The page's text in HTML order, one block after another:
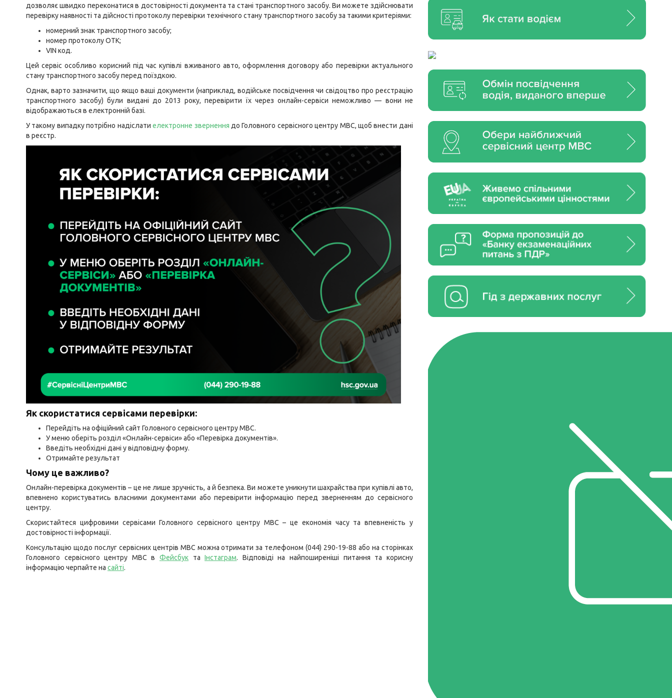
дозволяє швидко переконатися в достовірності документа та стані транспортного засобу. Ви можете здійснювати
перевірку наявності та дійсності протоколу перевірки технічного стану транспортного засобу за такими критеріями:
номерний знак транспортного засобу;
номер протоколу ОТК;
VIN код.
Цей сервіс особливо корисний під час купівлі вживаного авто, оформлення договору або перевірки актуального
стану транспортного засобу перед поїздкою.
Однак, варто зазначити, що якщо ваші документи (наприклад, водійське посвідчення чи свідоцтво про реєстрацію
транспортного засобу) були видані до 2013 року, перевірити їх через онлайн-сервіси неможливо — вони не
відображаються в електронній базі.
У такому випадку потрібно надіслатиелектронне звернення до Головного сервісного центру МВС, щоб внести дані
в реєстр.
Як скористатися сервісами перевірки:
Перейдіть на офіційний сайт Головного сервісного центру МВС.
У меню оберіть розділ «Онлайн-сервіси» або «Перевірка документів».
Введіть необхідні дані у відповідну форму.
Отримайте результат
Чому це важливо?
Онлайн-перевірка документів – це не лише зручність, а й безпека. Ви можете уникнути шахрайства при купівлі авто,
впевнено користуватись власними документами або перевірити інформацію перед зверненням до сервісного
центру.
Скористайтеся цифровими сервісами Головного сервісного центру МВС – це економія часу та впевненість у
достовірності інформації.
Консультацію щодо послуг сервісних центрів МВС можна отримати за телефоном (044) 290-19-88 або на сторінках
Головного сервісного центру МВС вФейсбук таІнстаграм. Відповіді на найпоширеніші питання та корисну
інформацію черпайте на сайті.